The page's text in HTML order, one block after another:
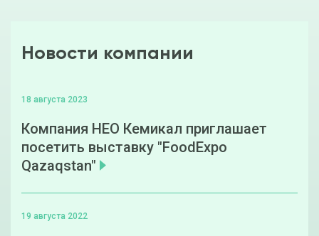
Новости компании
18 августа 2023
Компания НЕО Кемикал приглашает
посетить выставку "FoodExpo
Qazaqstan"
19 августа 2022